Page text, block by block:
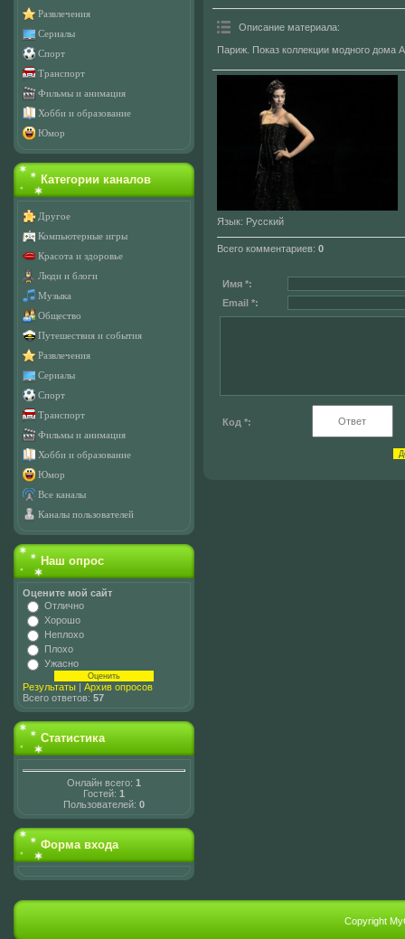
Развлечения
Сериалы
Спорт
Транспорт
Фильмы и анимация
Хобби и образование
Юмор
Категории каналов
Другое
Компьютерные игры
Красота и здоровье
Люди и блоги
Музыка
Общество
Путешествия и события
Развлечения
Сериалы
Спорт
Транспорт
Фильмы и анимация
Хобби и образование
Юмор
Все каналы
Каналы пользователей
Наш опрос
Оцените мой сайт
Отлично
Хорошо
Неплохо
Плохо
Ужасно
Результаты | Архив опросов
Всего ответов: 57
Статистика
Онлайн всего: 1
Гостей: 1
Пользователей: 0
Форма входа
Описание материала:
Париж. Показ коллекции модного дома
Язык: Русский
Всего комментариев: 0
Имя *:
Email *:
Код *:
Copyright